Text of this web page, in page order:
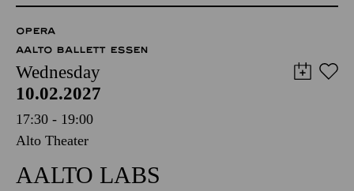
OPERA
AALTO BALLETT ESSEN
Wednesday
10.02.2027
17:30 - 19:00
Alto Theater
AALTO LABS